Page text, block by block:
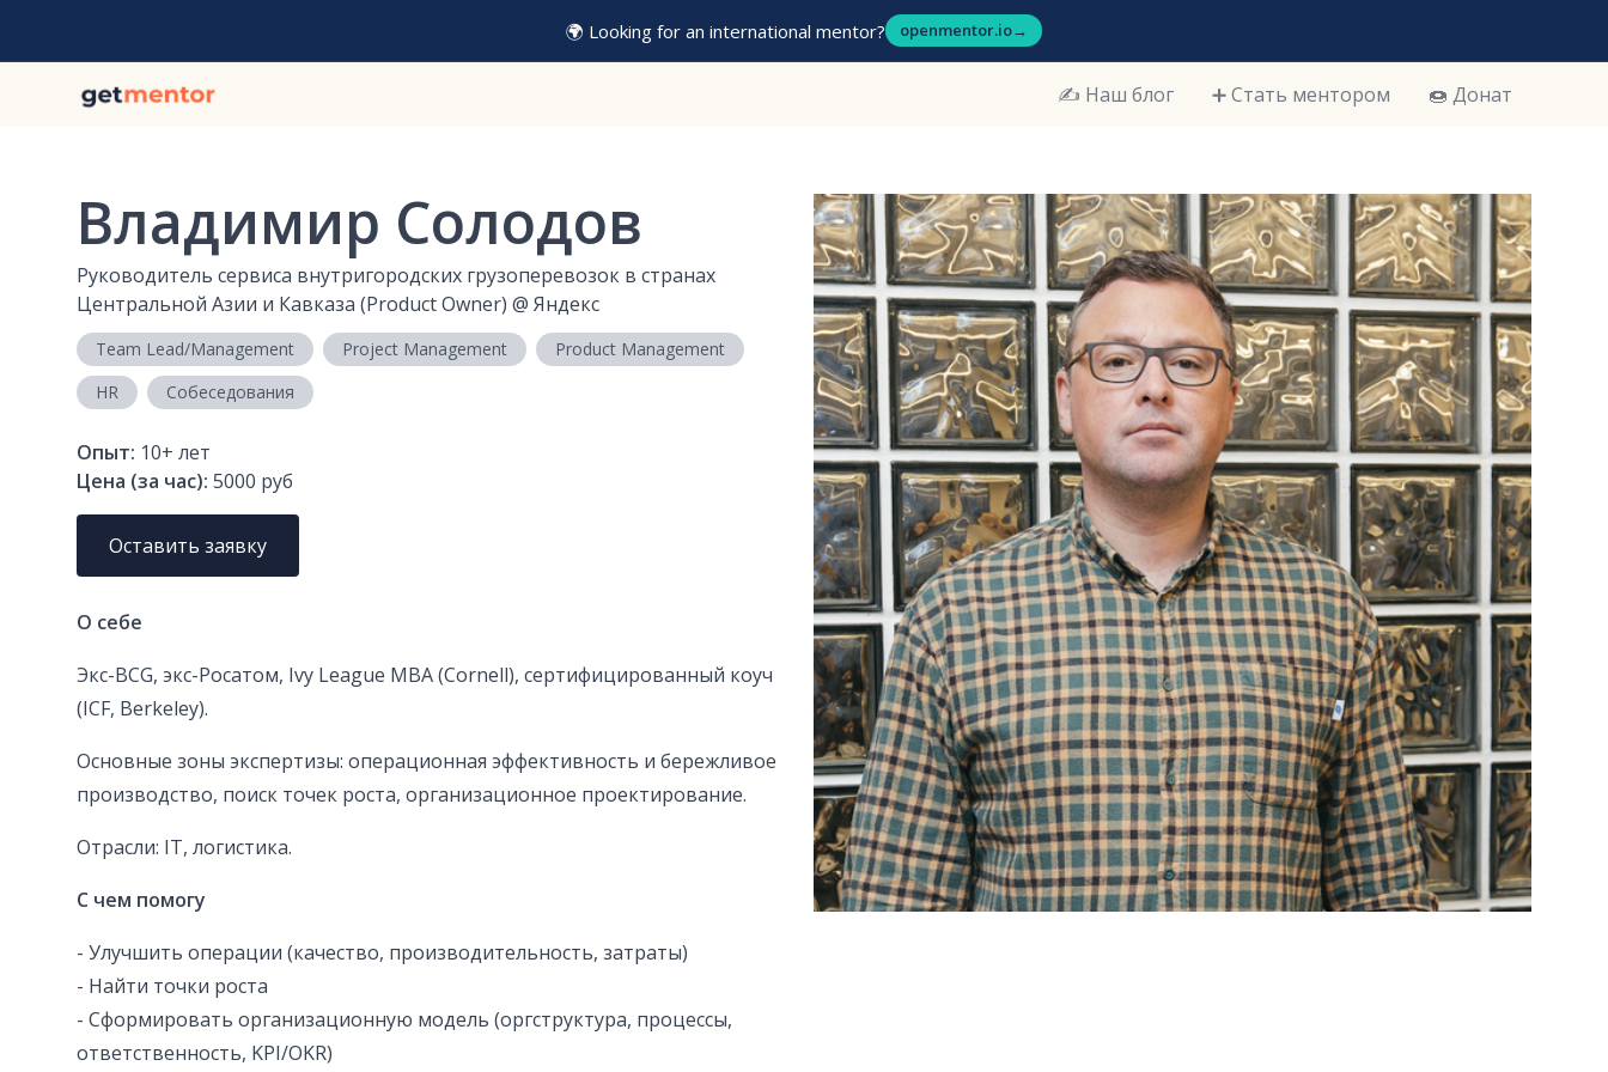
🌍 Looking for an international mentor? openmentor.io→
✍️ Наш блог ➕ Стать ментором 🍩 Донат
Владимир Солодов
Руководитель сервиса внутригородских грузоперевозок в странах
Центральной Азии и Кавказа (Product Owner) @ Яндекс
Team Lead/Management Project Management
Product Management
HR
Собеседования
Опыт: 10+ лет
Цена (за час): 5000 руб
Оставить заявку
О себе
Экс-BCG, экс-Росатом, Ivy League MBA (Cornell), сертифицированный коуч
(ICF, Berkeley).
Основные зоны экспертизы: операционная эффективность и бережливое
производство, поиск точек роста, организационное проектирование.
Отрасли: IT, логистика.
С чем помогу
- Улучшить операции (качество, производительность, затраты)
- Найти точки роста
- Сформировать организационную модель (оргструктура, процессы,
ответственность, KPI/OKR)